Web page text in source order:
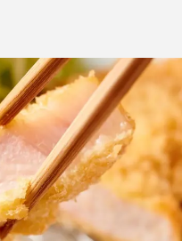
【hibana編集部注目！】飲食店
経営＆フードビジネス専用の商
品・サービス紹介｜2026年8月